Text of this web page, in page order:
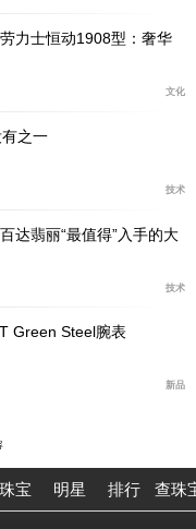
力士恒动1908型：奢华
文化
之一
技术
达翡丽“最值得”入手的大
技术
Green Steel腕表
新品
珠宝 明星 排行 查珠